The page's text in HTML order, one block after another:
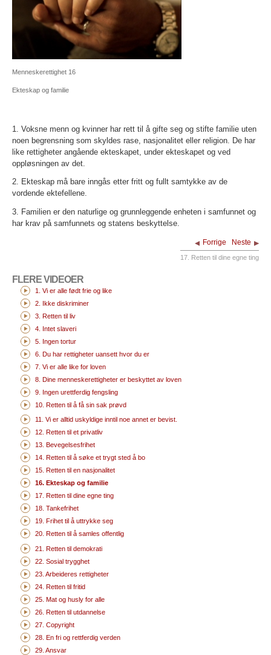
Menneskerettighet 16
Ekteskap og familie
1. Voksne menn og kvinner har rett til å gifte seg og stifte familie uten
noen begrensning som skyldes rase, nasjonalitet eller religion. De har
like rettigheter angående ekteskapet, under ekteskapet og ved
oppløsningen av det.
2. Ekteskap må bare inngås etter fritt og fullt samtykke av de
vordende ektefellene.
3. Familien er den naturlige og grunnleggende enheten i samfunnet og
har krav på samfunnets og statens beskyttelse.
Forrige Neste
17. Retten til dine egne ting
FLERE VIDEOER
1. Vi er alle født frie og like
2. Ikke diskriminer
3. Retten til liv
4. Intet slaveri
5. Ingen tortur
6. Du har rettigheter uansett hvor du er
7. Vi er alle like for loven
8. Dine menneskerettigheter er beskyttet av loven
9. Ingen urettferdig fengsling
10. Retten til å få sin sak prøvd
11. Vi er alltid uskyldige inntil noe annet er bevist.
12. Retten til et privatliv
13. Bevegelsesfrihet
14. Retten til å søke et trygt sted å bo
15. Retten til en nasjonalitet
16. Ekteskap og familie
17. Retten til dine egne ting
18. Tankefrihet
19. Frihet til å uttrykke seg
20. Retten til å samles offentlig
21. Retten til demokrati
22. Sosial trygghet
23. Arbeideres rettigheter
24. Retten til fritid
25. Mat og husly for alle
26. Retten til utdannelse
27. Copyright
28. En fri og rettferdig verden
29. Ansvar